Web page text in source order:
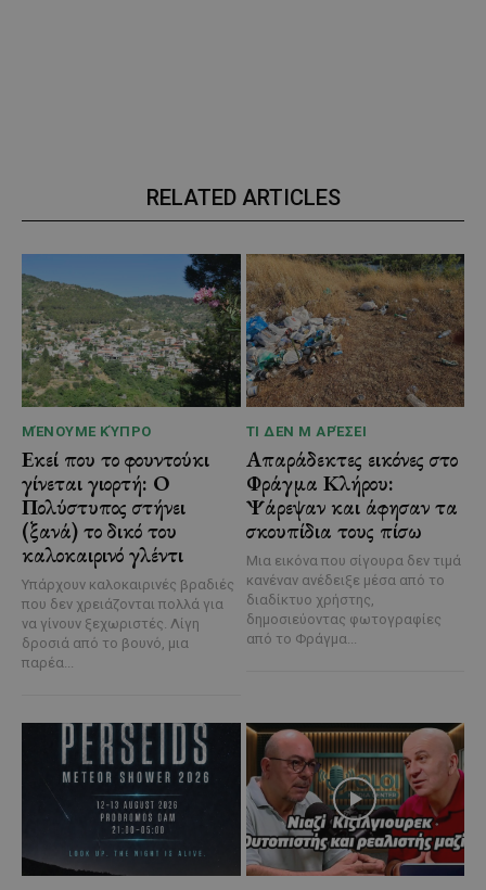
RELATED ARTICLES
ΜΈΝΟΥΜΕ ΚΎΠΡΟ
Εκεί που το φουντούκι
γίνεται γιορτή: Ο
Πολύστυπος στήνει
(ξανά) το δικό του
καλοκαιρινό γλέντι
Υπάρχουν καλοκαιρινές βραδιές
που δεν χρειάζονται πολλά για
να γίνουν ξεχωριστές. Λίγη
δροσιά από το βουνό, μια
παρέα...
ΤΙ ΔΕΝ Μ ΑΡΈΣΕΙ
Απαράδεκτες εικόνες στο
Φράγμα Κλήρου:
Ψάρεψαν και άφησαν τα
σκουπίδια τους πίσω
Μια εικόνα που σίγουρα δεν τιμά
κανέναν ανέδειξε μέσα από το
διαδίκτυο χρήστης,
δημοσιεύοντας φωτογραφίες
από το Φράγμα...